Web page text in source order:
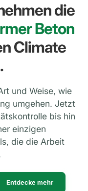
die
Beton
Climate
und Weise, wie
umgehen. Jetzt
bis hin
einzigen
die die Arbeit
Entdecke mehr